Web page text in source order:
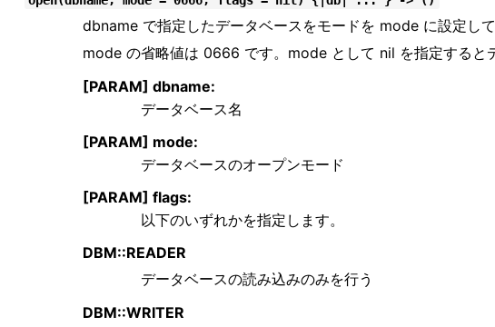
dbname で指定したデータベースをモードを mode に設定して
mode の省略値は 0666 です。mode として nil を指定すると
[PARAM] dbname:
データベース名
[PARAM] mode:
データベースのオープンモード
[PARAM] flags:
以下のいずれかを指定します。
DBM::READER
データベースの読み込みのみを行う
DBM::WRITER